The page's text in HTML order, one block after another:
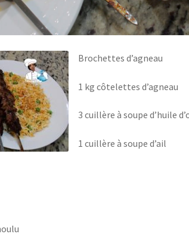
Brochettes d’agneau
1 kg côtelettes d’agneau
3 cuillère à soupe d’huile
1 cuillère à soupe d’ail